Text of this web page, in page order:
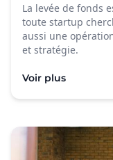
La levée de fonds
toute startup
aussi une
et stratégie.
Voir plus